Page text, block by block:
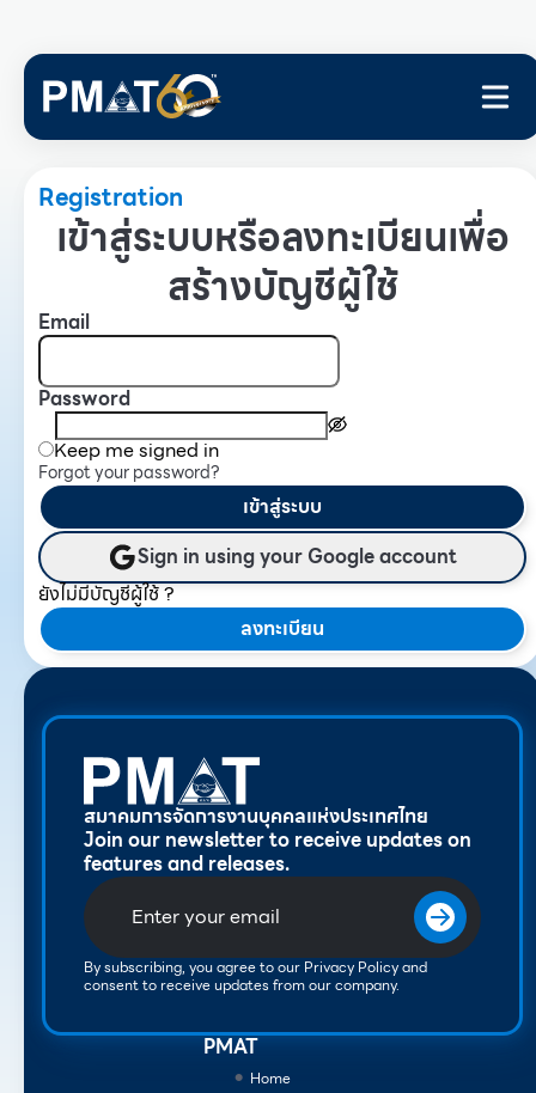
Registration
เข้าสู่ระบบหรือลงทะเบียนเพื่อ
สร้างบัญชีผู้ใช้
Email
Password
Keep me signed in
Forgot your password?
เข้าสู่ระบบ
Sign in using your Google account
ยังไม่มีบัญชีผู้ใช้ ?
ลงทะเบียน
สมาคมการจัดการงานบุคคลแห่งประเทศไทย
Join our newsletter to receive updates on
features and releases.
By subscribing, you agree to our Privacy Policy and
consent to receive updates from our company.
PMAT
Home